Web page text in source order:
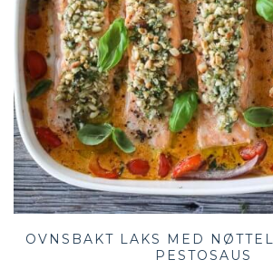
OVNSBAKT LAKS MED
PESTOSAUS